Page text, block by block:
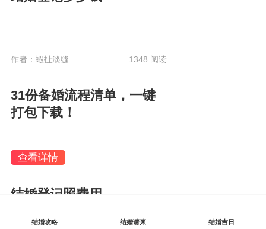
作者：蝦扯淡缝 1348 阅读
31份备婚流程清单，一键
打包下载！
查看详情
结婚登记照费用
结婚攻略 结婚请柬 结婚吉日